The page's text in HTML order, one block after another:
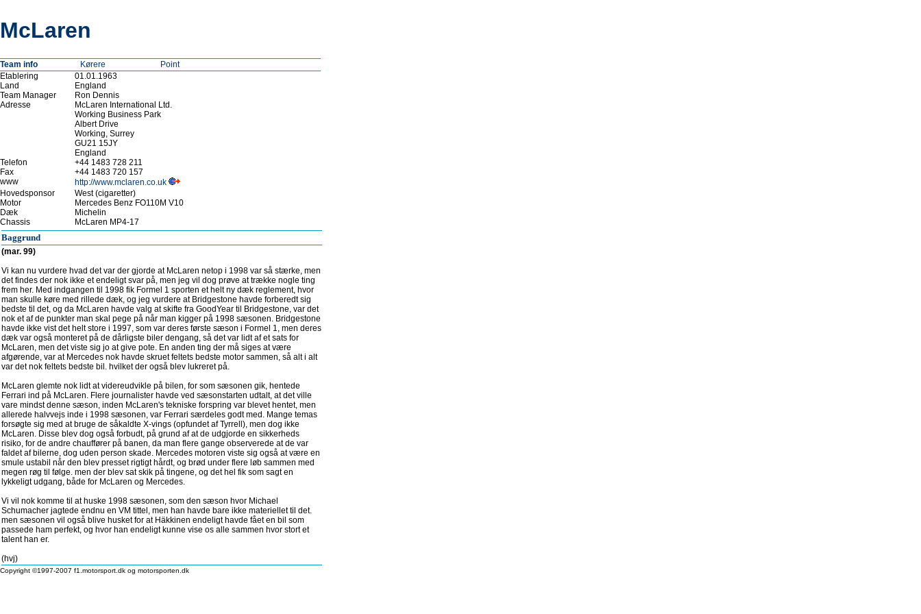
McLaren
Team info Kørere
Point
Etablering
01.01.1963
Land
England
Team Manager
Ron Dennis
Adresse
McLaren International Ltd.
Working Business Park
Albert Drive
Working, Surrey
GU21 15JY
England
Telefon
+44 1483 728 211
Fax
+44 1483 720 157
www
http://www.mclaren.co.uk
Hovedsponsor
West (cigaretter)
Motor
Mercedes Benz FO110M V10
Dæk
Michelin
Chassis
McLaren MP4-17
Baggrund
(mar. 99)
Vi kan nu vurdere hvad det var der gjorde at McLaren netop i 1998 var så stærke, men
det findes der nok ikke et endeligt svar på, men jeg vil dog prøve at trække nogle ting
frem her. Med indgangen til 1998 fik Formel 1 sporten et helt ny dæk reglement, hvor
man skulle køre med rillede dæk, og jeg vurdere at Bridgestone havde forberedt sig
bedste til det, og da McLaren havde valg at skifte fra GoodYear til Bridgestone, var det
nok et af de punkter man skal pege på når man kigger på 1998 sæsonen. Bridgestone
havde ikke vist det helt store i 1997, som var deres første sæson i Formel 1, men deres
dæk var også monteret på de dårligste biler dengang, så det var lidt af et sats for
McLaren, men det viste sig jo at give pote. En anden ting der må siges at være
afgørende, var at Mercedes nok havde skruet feltets bedste motor sammen, så alt i alt
var det nok feltets bedste bil. hvilket der også blev lukreret på.
McLaren glemte nok lidt at videreudvikle på bilen, for som sæsonen gik, hentede
Ferrari ind på McLaren. Flere journalister havde ved sæsonstarten udtalt, at det ville
vare mindst denne sæson, inden McLaren's tekniske forspring var blevet hentet, men
allerede halvvejs inde i 1998 sæsonen, var Ferrari særdeles godt med. Mange temas
forsøgte sig med at bruge de såkaldte X-vings (opfundet af Tyrrell), men dog ikke
McLaren. Disse blev dog også forbudt, på grund af at de udgjorde en sikkerheds
risiko, for de andre chauffører på banen, da man flere gange observerede at de var
faldet af bilerne, dog uden person skade. Mercedes motoren viste sig også at være en
smule ustabil når den blev presset rigtigt hårdt, og brød under flere løb sammen med
megen røg til følge. men der blev sat skik på tingene, og det hel fik som sagt en
lykkeligt udgang, både for McLaren og Mercedes.
Vi vil nok komme til at huske 1998 sæsonen, som den sæson hvor Michael
Schumacher jagtede endnu en VM tittel, men han havde bare ikke materiellet til det.
men sæsonen vil også blive husket for at Häkkinen endeligt havde fået en bil som
passede ham perfekt, og hvor han endeligt kunne vise os alle sammen hvor stort et
talent han er.
(hvj)
Copyright ©1997-2007 f1.motorsport.dk og motorsporten.dk